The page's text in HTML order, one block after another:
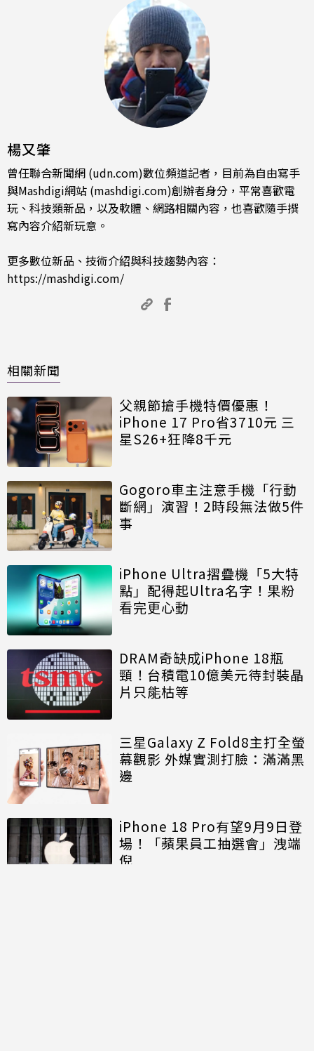
楊又肇
曾任聯合新聞網 (udn.com)數位頻道記者，目前為自由寫手
與Mashdigi網站 (mashdigi.com)創辦者身分，平常喜歡電
玩、科技類新品，以及軟體、網路相關內容，也喜歡隨手撰
寫內容介紹新玩意。
更多數位新品、技術介紹與科技趨勢內容：
https://mashdigi.com/
相關新聞
父親節搶手機特價優惠！
iPhone 17 Pro省3710元 三
星S26+狂降8千元
Gogoro車主注意手機「行動
斷網」演習！2時段無法做5件
事
iPhone Ultra摺疊機「5大特
點」配得起Ultra名字！果粉
看完更心動
DRAM奇缺成iPhone 18瓶
頸！台積電10億美元待封裝晶
片只能枯等
三星Galaxy Z Fold8主打全螢
幕觀影 外媒實測打臉：滿滿黑
邊
iPhone 18 Pro有望9月9日登
場！「蘋果員工抽選會」洩端
倪